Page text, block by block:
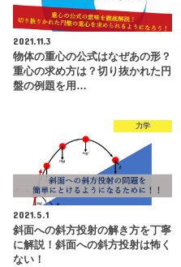
2021.11.3
物体の重心の公式はなぜあの形？
重心の求め方は？切り抜かれた円
盤の例題を用…
力学
2021.5.1
斜面への斜方投射の解き方を丁寧
に解説！斜面への斜方投射は怖く
ない！